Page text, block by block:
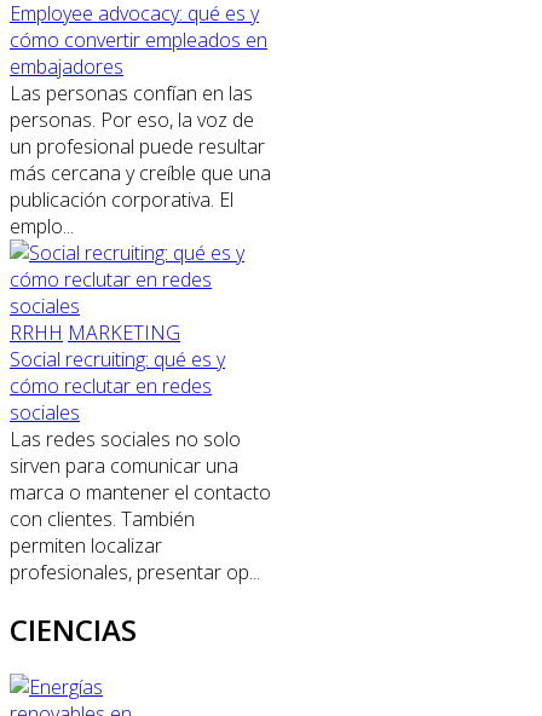
Employee advocacy: qué es y
cómo convertir empleados en
embajadores
Las personas confían en las
personas. Por eso, la voz de
un profesional puede resultar
más cercana y creíble que una
publicación corporativa. El
emplo...
RRHH MARKETING
Social recruiting: qué es y
cómo reclutar en redes
sociales
Las redes sociales no solo
sirven para comunicar una
marca o mantener el contacto
con clientes. También
permiten localizar
profesionales, presentar op...
CIENCIAS